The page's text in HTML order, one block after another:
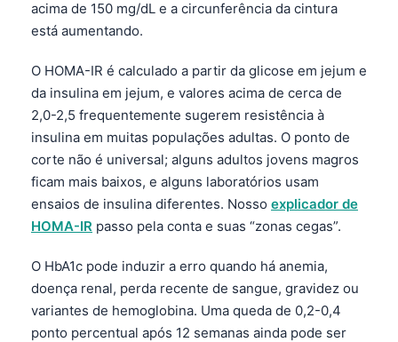
acima de 150 mg/dL e a circunferência da cintura
está aumentando.
O HOMA-IR é calculado a partir da glicose em jejum e
da insulina em jejum, e valores acima de cerca de
2,0-2,5 frequentemente sugerem resistência à
insulina em muitas populações adultas. O ponto de
corte não é universal; alguns adultos jovens magros
ficam mais baixos, e alguns laboratórios usam
ensaios de insulina diferentes. Nosso explicador de
HOMA-IR passo pela conta e suas “zonas cegas”.
O HbA1c pode induzir a erro quando há anemia,
doença renal, perda recente de sangue, gravidez ou
variantes de hemoglobina. Uma queda de 0,2-0,4
ponto percentual após 12 semanas ainda pode ser
كوردی‎
پښتو
سنڌي
සිංහල
অসমীয়া
Galego
Latviešu valoda
Македонски јазик
Gàidhlig